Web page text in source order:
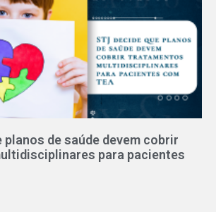
planos de saúde devem cobrir
para pacientes